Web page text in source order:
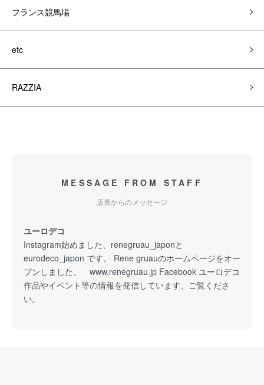
フランス競馬場
etc
RAZZIA
MESSAGE FROM STAFF
店長からのメッセージ
ユーロデコ
Instagram始めました、renegruau_japonと
eurodeco_japon です。 Rene gruauのホームページをオー
プンしました、 www.renegruau.jp Facebook ユーロデコ
作品やイベント等の情報を発信しています、ご覧くださ
い。